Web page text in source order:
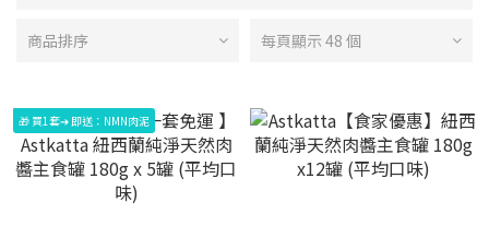
商品排序 每頁顯示 48 個
🎁 買1套➔ 即送：NMN肉泥